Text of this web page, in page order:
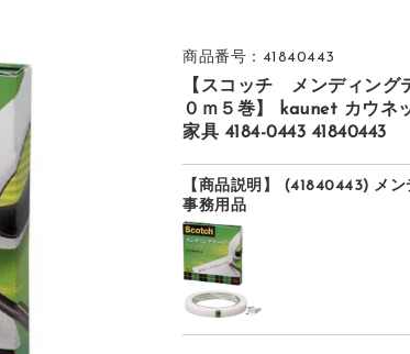
商品番号：41840443
【スコッチ メンディング
０ｍ５巻】 kaunet カウネ
家具 4184-0443 41840443
【商品説明】 (41840443) メン
事務用品